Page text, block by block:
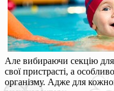
Але вибираючи секцію для
свої пристрасті, а
організму. Адже для